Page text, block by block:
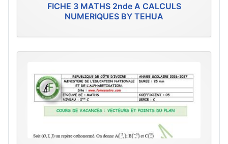
FICHE 3 MATHS 2nde A CALCULS
NUMERIQUES BY TEHUA